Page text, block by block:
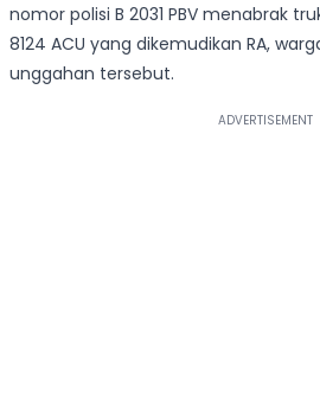
nomor polisi B 2031 PBV menabrak
8124 ACU yang dikemudikan RA,
unggahan tersebut.